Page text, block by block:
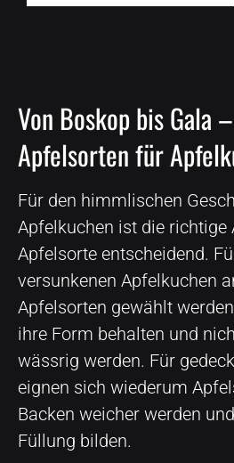
Von Boskop bis Gala
Apfelsorten für
Für den himmlischen
Apfelkuchen ist die richtige
Apfelsorte entscheidend.
versunkenen Apfelkuchen
Apfelsorten gewählt
ihre Form behalten und
wässrig werden. Für
eignen sich wiederum
Backen weicher werden
Füllung bilden.